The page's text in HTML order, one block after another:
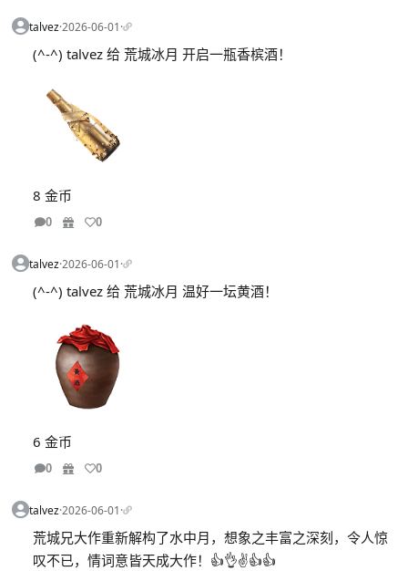
talvez·2026-06-01·
(^-^) talvez 给 荒城冰月 开启一瓶香槟酒！
8 金币
0 0
talvez·2026-06-01·
(^-^) talvez 给 荒城冰月 温好一坛黄酒！
6 金币
0 0
talvez·2026-06-01·
荒城兄大作重新解构了水中月，想象之丰富之深刻，令人惊
叹不已，情词意皆天成大作！👍👌✌️👍👍